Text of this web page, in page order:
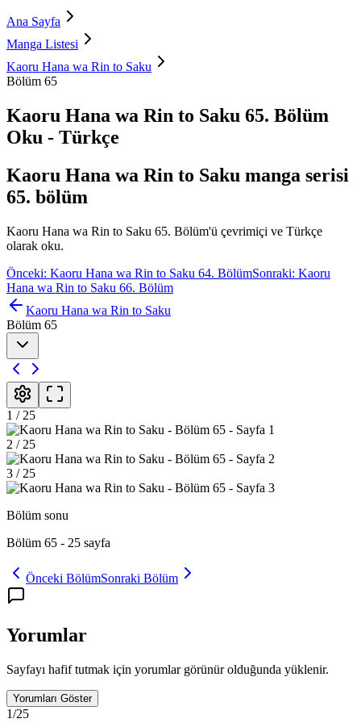
Ana Sayfa
Manga Listesi
Kaoru Hana wa Rin to Saku
Bölüm 65
Kaoru Hana wa Rin to Saku 65. Bölüm
Oku - Türkçe
Kaoru Hana wa Rin to Saku manga serisi
65. bölüm
Kaoru Hana wa Rin to Saku 65. Bölüm'ü çevrimiçi ve Türkçe
olarak oku.
Önceki: Kaoru Hana wa Rin to Saku 64. BölümSonraki: Kaoru
Hana wa Rin to Saku 66. Bölüm
Kaoru Hana wa Rin to Saku
Bölüm 65
1 / 25
2 / 25
3 / 25
Bölüm sonu
Bölüm 65 - 25 sayfa
Önceki BölümSonraki Bölüm
Yorumlar
Sayfayı hafif tutmak için yorumlar görünür olduğunda yüklenir.
Yorumları Göster
1/25